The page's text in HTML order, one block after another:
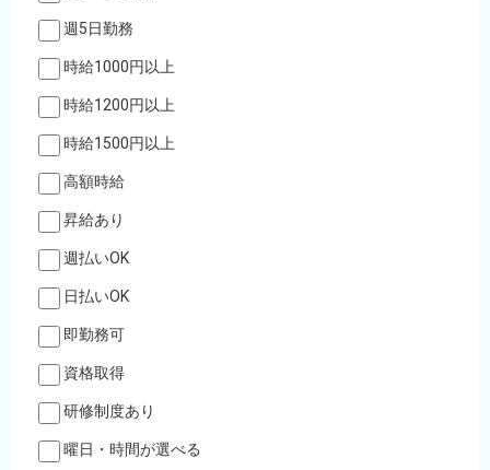
週5日勤務
時給1000円以上
時給1200円以上
時給1500円以上
高額時給
昇給あり
週払いOK
日払いOK
即勤務可
資格取得
研修制度あり
曜日・時間が選べる